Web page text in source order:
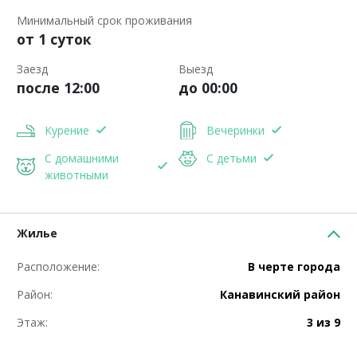
Минимальный срок проживания
от 1 суток
Заезд
после 12:00
Выезд
до 00:00
Курение
Вечеринки
С домашними
животными
С детьми
Жилье
Расположение:
В черте города
Район:
Канавинский район
Этаж:
3 из 9